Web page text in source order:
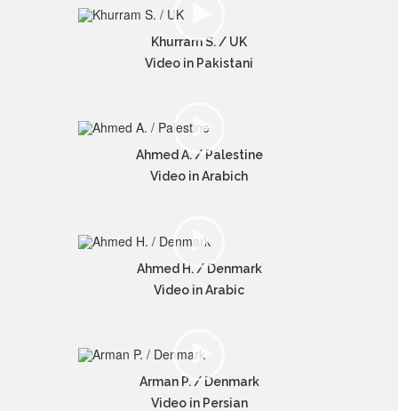
Khurram S. / UK
Video in Pakistani
Ahmed A. / Palestine
Video in Arabich
Ahmed H. / Denmark
Video in Arabic
Arman P. / Denmark
Video in Persian